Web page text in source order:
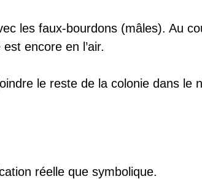
les faux-bourdons (mâles). Au
encore en l’air.
le reste de la colonie dans le
réelle que symbolique.